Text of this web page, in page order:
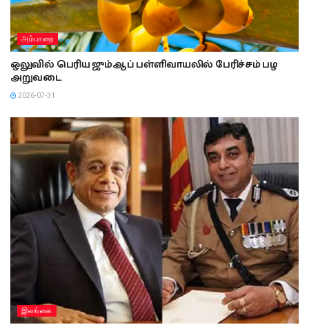
அம்பாறை
ஒலுவில் பெரிய ஜும்ஆப் பள்ளிவாயலில் பேரிச்சம் பழ
அறுவடை
2026-07-31
இலங்கை